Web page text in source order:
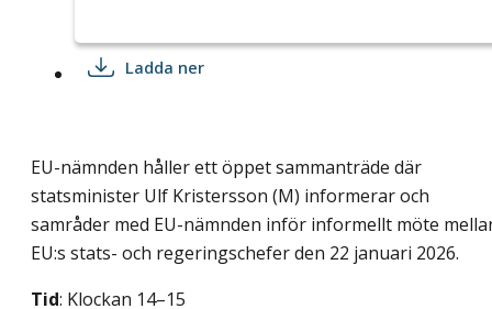
Ladda ner
EU-nämnden håller ett öppet sammanträde där
statsminister Ulf Kristersson (M) informerar och
samråder med EU-nämnden inför informellt möte
EU:s stats- och regeringschefer den 22 januari 2026.
Tid: Klockan 14–15